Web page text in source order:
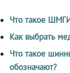
Что такое
Как выбрать
Что такое
обозначают?